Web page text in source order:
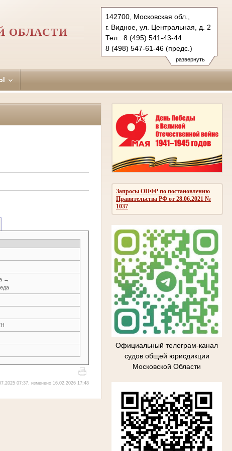
развернуть
142700, Московская обл.,
г. Видное, ул. Центральная, д. 2
Тел.: 8 (495) 541-43-44
8 (498) 547-61-46 (предс.)
vidnoe.mo@sudrf.ru
ОБЛАСТИ
Запросы ОПФР по постановлению
Правительства РФ от 28.06.2021 №
1037
Официальный телеграм-канал
судов общей юрисдикции
Московской Области
→
07:37, изменено 16.02.2026 17:48